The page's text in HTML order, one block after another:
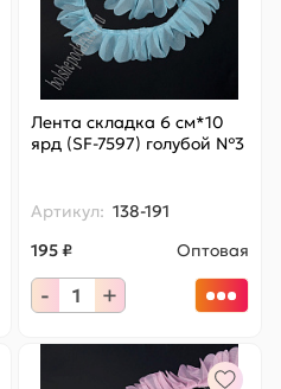
Лента складка 6 см*10
ярд (SF-7597) голубой №3
Артикул: 138-191
195 ₽
Оптовая
- +